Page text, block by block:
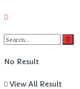
No Result
View All Result